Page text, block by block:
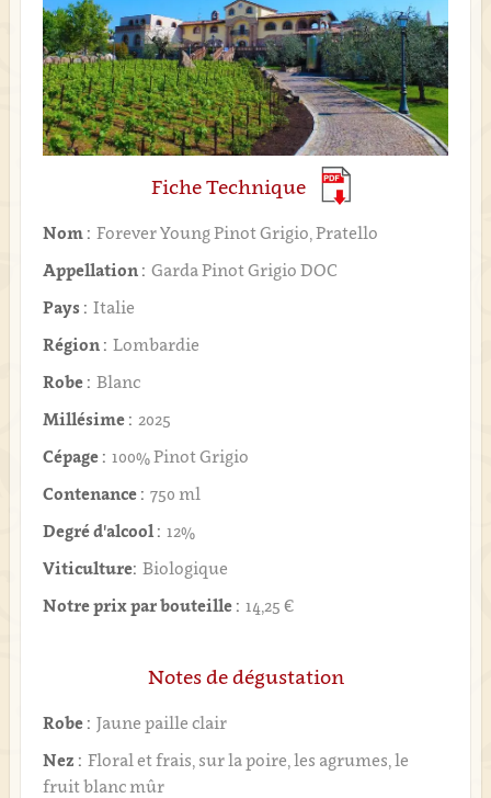
Fiche Technique
Nom : Forever Young Pinot Grigio, Pratello
Appellation : Garda Pinot Grigio DOC
Pays : Italie
Région : Lombardie
Robe : Blanc
Millésime : 2025
Cépage : 100% Pinot Grigio
Contenance : 750 ml
Degré d'alcool : 12%
Viticulture: Biologique
Notre prix par bouteille : 14,25 €
Notes de dégustation
Robe : Jaune paille clair
Nez : Floral et frais, sur la poire, les agrumes, le
fruit blanc mûr